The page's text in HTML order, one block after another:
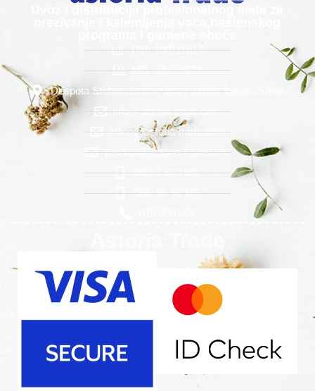
PIB: 100111613
MB : 06339271
Despota Stefana Lazarevića 2 15000 Šabac, Srbija
info@astoria-trade.com
office@astoria-trade.com
prodaja@astoria-trade.com
060/ 1 622 622
065/ 85 95 105